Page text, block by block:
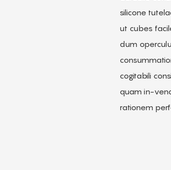
silicone
ut cubes
dum
cogitabili
quam in-
rationem